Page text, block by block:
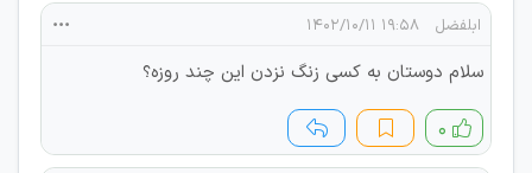
ابلفضل ۱۹:۵۸ ۱۴۰۲/۱۰/۱۱
سلام دوستان به کسی زنگ نزدن این چند روزه؟
۰